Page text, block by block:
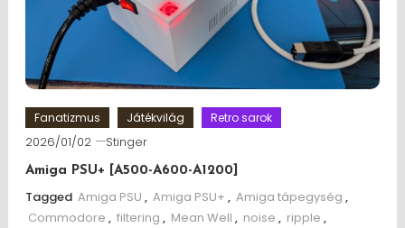
Fanatizmus Játékvilág Retro sarok
2026/01/02 Stinger
Amiga PSU+ [A500-A600-A1200]
Tagged Amiga PSU , Amiga PSU+ , Amiga tápegység ,
Commodore , filtering , Mean Well , noise , ripple ,